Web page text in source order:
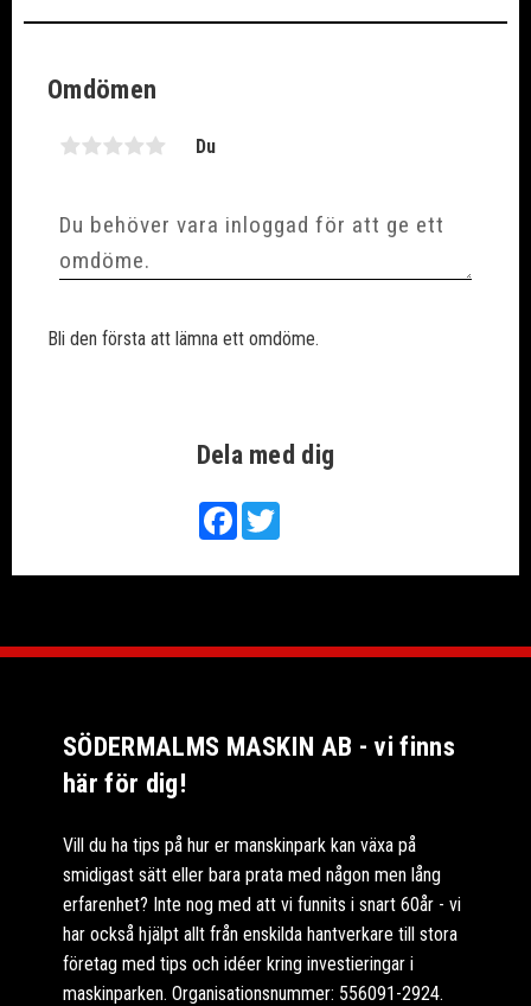
Dela med dig
FacebookTwitter
Omdömen
Du
Bli den första att lämna ett omdöme.
SÖDERMALMS MASKIN AB - vi finns
här för dig!
Vill du ha tips på hur er manskinpark kan växa på
smidigast sätt eller bara prata med någon men lång
erfarenhet? Inte nog med att vi funnits i snart 60år - vi
har också hjälpt allt från enskilda hantverkare till stora
företag med tips och idéer kring investieringar i
maskinparken. Organisationsnummer: 556091-2924.